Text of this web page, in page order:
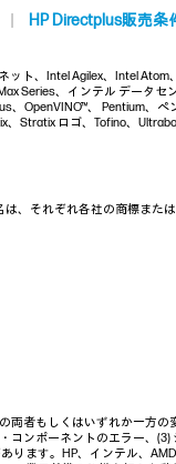
HP Directplus販売条
ト、Intel Agilex、Intel Atom
Series、インテル データセ
OpenVINO™、 Pentium、ペ
Stratix ロゴ、Tofino、
、それぞれ各社の商標または
者もしくはいずれか一方の
コンポーネントのエラー、(3)
ります。HP、インテル、